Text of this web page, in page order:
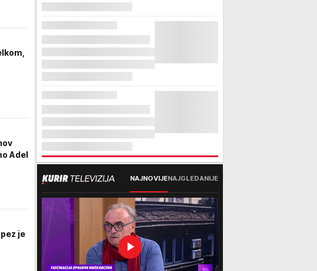
Adel
je
NAJNOVIJENAJGLEDANIJE